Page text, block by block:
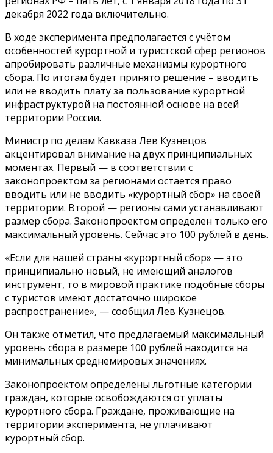
декабря 2022 года включительно.
В ходе эксперимента предполагается с учётом
особенностей курортной и туристской сфер регионов
апробировать различные механизмы курортного
сбора. По итогам будет принято решение – вводить
или не вводить плату за пользование курортной
инфраструктурой на постоянной основе на всей
территории России.
Министр по делам Кавказа Лев Кузнецов
акцентировал внимание на двух принципиальных
моментах. Первый — в соответствии с
законопроектом за регионами остается право
вводить или не вводить «курортный сбор» на своей
территории. Второй — регионы сами устанавливают
размер сбора. Законопроектом определен только его
максимальный уровень. Сейчас это 100 рублей в день.
«Если для нашей страны «курортный сбор» — это
принципиально новый, не имеющий аналогов
инструмент, то в мировой практике подобные сборы
с туристов имеют достаточно широкое
распространение», — сообщил Лев Кузнецов.
Он также отметил, что предлагаемый максимальный
уровень сбора в размере 100 рублей находится на
минимальных среднемировых значениях.
Законопроектом определены льготные категории
граждан, которые освобождаются от уплаты
курортного сбора. Граждане, проживающие на
территории эксперимента, не уплачивают
курортный сбор.